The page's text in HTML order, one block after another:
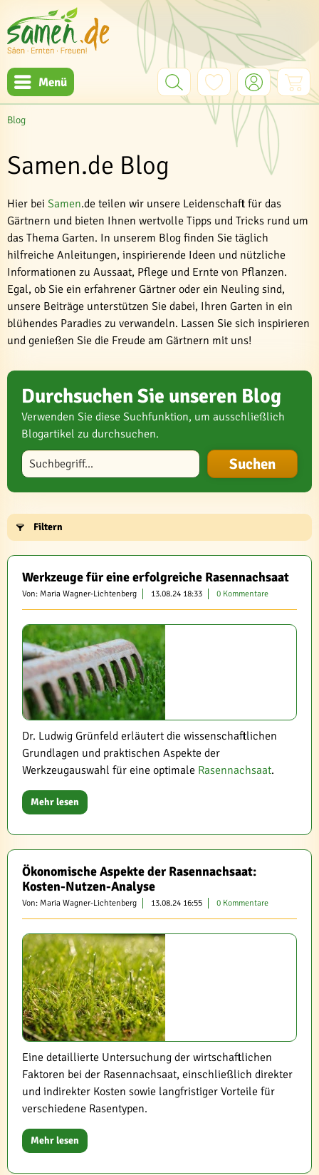
Menü
Blog
Samen.de Blog
Hier bei Samen.de teilen wir unsere Leidenschaft für das
Gärtnern und bieten Ihnen wertvolle Tipps und Tricks rund um
das Thema Garten. In unserem Blog finden Sie täglich
hilfreiche Anleitungen, inspirierende Ideen und nützliche
Informationen zu Aussaat, Pflege und Ernte von Pflanzen.
Egal, ob Sie ein erfahrener Gärtner oder ein Neuling sind,
unsere Beiträge unterstützen Sie dabei, Ihren Garten in ein
blühendes Paradies zu verwandeln. Lassen Sie sich inspirieren
und genießen Sie die Freude am Gärtnern mit uns!
Durchsuchen Sie unseren Blog
Verwenden Sie diese Suchfunktion, um ausschließlich
Blogartikel zu durchsuchen.
Blog durchsuchen
Filtern
Werkzeuge für eine erfolgreiche Rasennachsaat
Von: Maria Wagner-Lichtenberg 13.08.24 18:33 0 Kommentare
Dr. Ludwig Grünfeld erläutert die wissenschaftlichen
Grundlagen und praktischen Aspekte der
Werkzeugauswahl für eine optimale Rasennachsaat.
Mehr lesen
Ökonomische Aspekte der Rasennachsaat:
Kosten-Nutzen-Analyse
Von: Maria Wagner-Lichtenberg 13.08.24 16:55 0 Kommentare
Eine detaillierte Untersuchung der wirtschaftlichen
Faktoren bei der Rasennachsaat, einschließlich direkter
und indirekter Kosten sowie langfristiger Vorteile für
verschiedene Rasentypen.
Mehr lesen